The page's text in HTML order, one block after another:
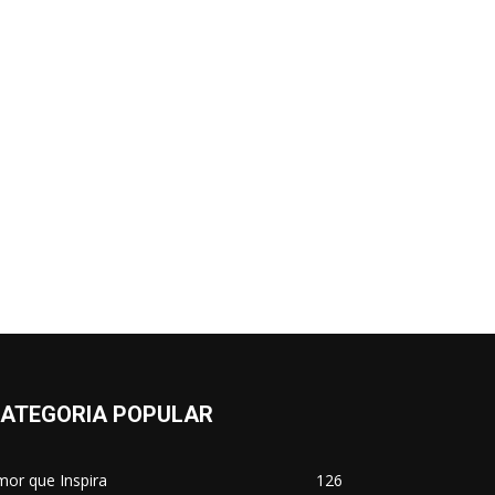
POPULAR
que Inspira
126